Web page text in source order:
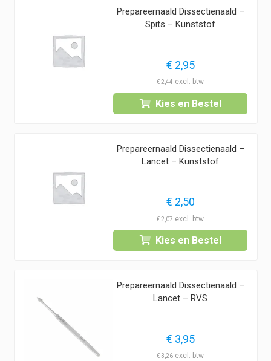
Prepareernaald Dissectienaald –
Spits – Kunststof
€ 2,95
€2,44
Kies en Bestel
Prepareernaald Dissectienaald –
Lancet – Kunststof
€ 2,50
€2,07
Kies en Bestel
Prepareernaald Dissectienaald –
Lancet – RVS
€ 3,95
€3,26